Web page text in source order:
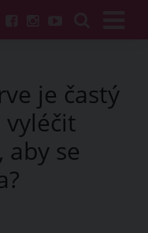
je častý
vyléčit
se